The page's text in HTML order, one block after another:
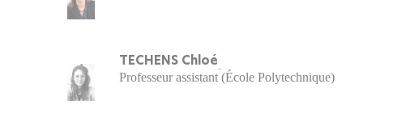
TECHENS Chloé
Professeur assistant (École Polytechnique)